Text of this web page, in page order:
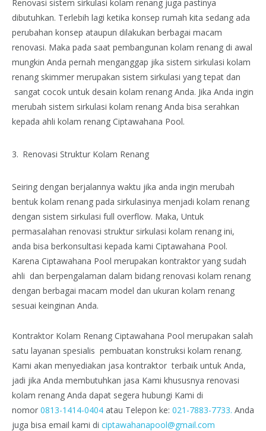
Renovasi sistem sirkulasi kolam renang juga pastinya
dibutuhkan. Terlebih lagi ketika konsep rumah kita sedang ada
perubahan konsep ataupun dilakukan berbagai macam
renovasi. Maka pada saat pembangunan kolam renang di awal
mungkin Anda pernah menganggap jika sistem sirkulasi kolam
renang skimmer merupakan sistem sirkulasi yang tepat dan
sangat cocok untuk desain kolam renang Anda. Jika Anda ingin
merubah sistem sirkulasi kolam renang Anda bisa serahkan
kepada ahli kolam renang Ciptawahana Pool.
Renovasi Struktur Kolam Renang
Seiring dengan berjalannya waktu jika anda ingin merubah
bentuk kolam renang pada sirkulasinya menjadi kolam renang
dengan sistem sirkulasi full overflow. Maka, Untuk
permasalahan renovasi struktur sirkulasi kolam renang ini,
anda bisa berkonsultasi kepada kami Ciptawahana Pool.
Karena Ciptawahana Pool merupakan kontraktor yang sudah
ahli dan berpengalaman dalam bidang renovasi kolam renang
dengan berbagai macam model dan ukuran kolam renang
sesuai keinginan Anda.
Kontraktor Kolam Renang Ciptawahana Pool merupakan salah
satu layanan spesialis pembuatan konstruksi kolam renang.
Kami akan menyediakan jasa kontraktor terbaik untuk Anda,
jadi jika Anda membutuhkan jasa Kami khususnya renovasi
kolam renang Anda dapat segera hubungi Kami di
nomor 0813-1414-0404 atau Telepon ke: 021-7883-7733. Anda
juga bisa email kami di ciptawahanapool@gmail.com